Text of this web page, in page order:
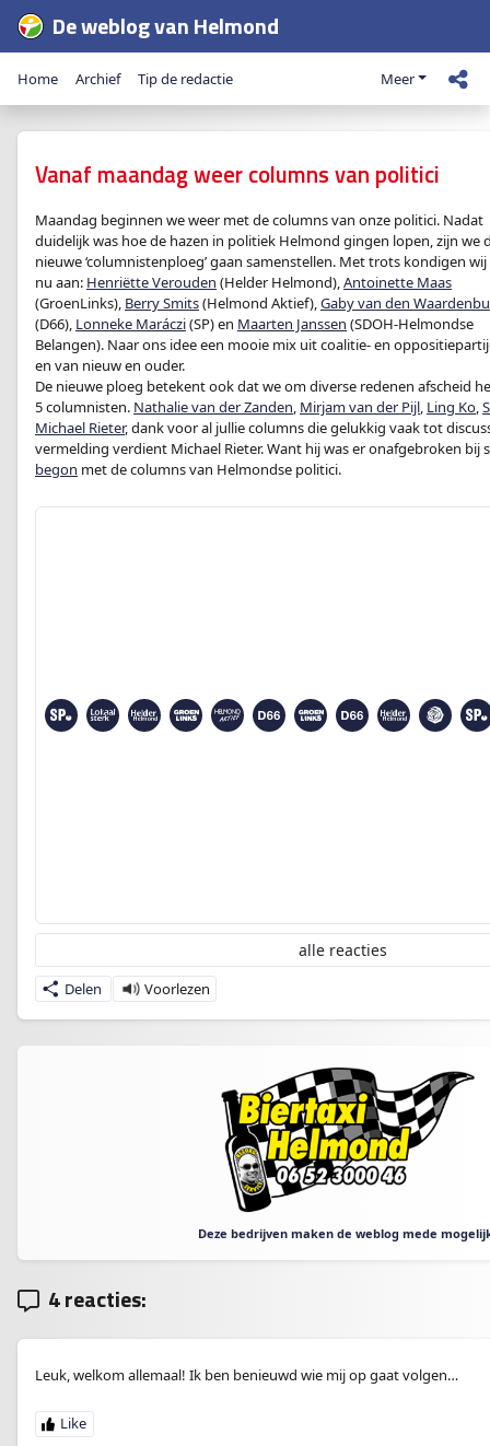
De weblog van Helmond
Home Archief Tip de redactie Meer
Vanaf maandag weer columns van politici
Maandag beginnen we weer met de columns van onze politici. Nadat
duidelijk was hoe de hazen in politiek Helmond gingen lopen, zijn we
nieuwe ‘columnistenploeg’ gaan samenstellen. Met trots kondigen
nu aan: Henriëtte Verouden (Helder Helmond),Antoinette Maas
(GroenLinks), Berry Smits(Helmond Aktief),Gaby van den
(D66), Lonneke Maráczi(SP) en Maarten Janssen (SDOH-Helmondse
Belangen). Naar ons idee een mooie mix uit coalitie- en
en van nieuw en ouder.
De nieuwe ploeg betekent ook dat we om diverse redenen afscheid
5 columnisten. Nathalie van der Zanden, Mirjam van der Pijl, Ling Ko,
Michael Rieter, dank voor al jullie columns die gelukkig vaak tot
vermelding verdient Michael Rieter. Want hij was er onafgebroken bij
begon met de columns van Helmondse politici.
Delen
alle reacties
Deze bedrijven maken de weblog mede
4 reacties:
Leuk, welkom allemaal! Ik ben benieuwd wie mij op gaat volgen…